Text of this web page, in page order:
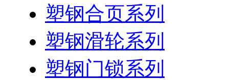
塑钢合页系列
塑钢滑轮系列
塑钢门锁系列